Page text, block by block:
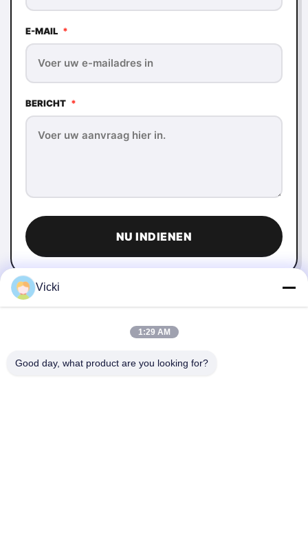
E-MAIL *
BERICHT *
NU INDIENEN
Vicki
1:29 AM
Good day, what product are you looking for?